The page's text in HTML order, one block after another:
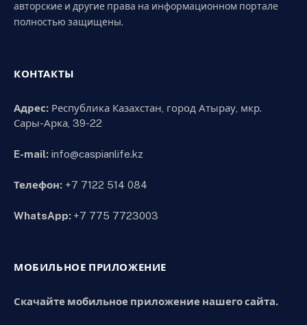
авторские и другие права на информационном портале
полностью защищены.
КОНТАКТЫ
Адрес: Республика Казахстан, город Атырау, мкр.
Сары-Арка, 39-22
E-mail: info@caspianlife.kz
Телефон: +7 7122 514 084
WhatsApp: +7 775 7723003
МОБИЛЬНОЕ ПРИЛОЖЕНИЕ
Скачайте мобильное приложение нашего сайта.